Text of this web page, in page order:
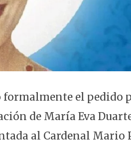
formalmente el pedido
de María Eva
al Cardenal Mario